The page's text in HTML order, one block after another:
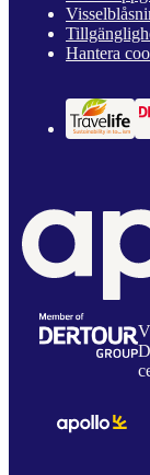
Hantera